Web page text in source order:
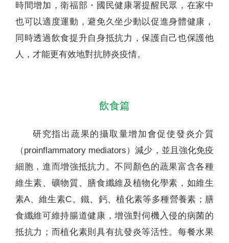
時間增加，衛福部・國民健康署提醒民眾，在家中
也可以適度運動，避免久坐少動以促進身體健康，
同時透過飲食提升自身抵抗力，保護自己也保護他
人，才能更有效地對抗肺炎疫情。
飲食篇
研究指出蔬果的攝取量增加會促使發炎介質
（proinflammatory mediators）減少，並且強化免疫
細胞，進而增強抵抗力。不同顏色的蔬果富含各種
維生素、礦物質、膳食纖維及植物化學素，如維生
素A、維生素C、鐵、鈣、植化素等多種營養素；膳
食纖維可維持腸道健康，增強對伺機入侵的病菌的
抵抗力；而植化素則具有抗發炎等活性。每餐水果